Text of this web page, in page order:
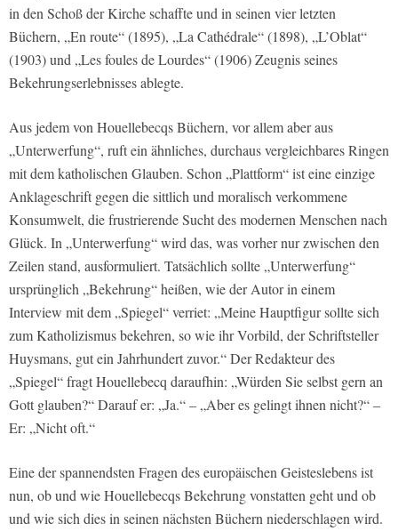
in den Schoß der Kirche schaffte und in seinen vier letzten
Büchern, „En route“ (1895), „La Cathédrale“ (1898), „L’Oblat“
(1903) und „Les foules de Lourdes“ (1906) Zeugnis seines
Bekehrungserlebnisses ablegte.
Aus jedem von Houellebecqs Büchern, vor allem aber aus
„Unterwerfung“, ruft ein ähnliches, durchaus vergleichbares Ringen
mit dem katholischen Glauben. Schon „Plattform“ ist eine einzige
Anklageschrift gegen die sittlich und moralisch verkommene
Konsumwelt, die frustrierende Sucht des modernen Menschen nach
Glück. In „Unterwerfung“ wird das, was vorher nur zwischen den
Zeilen stand, ausformuliert. Tatsächlich sollte „Unterwerfung“
ursprünglich „Bekehrung“ heißen, wie der Autor in einem
Interview mit dem „Spiegel“ verriet: „Meine Hauptfigur sollte sich
zum Katholizismus bekehren, so wie ihr Vorbild, der Schriftsteller
Huysmans, gut ein Jahrhundert zuvor.“ Der Redakteur des
„Spiegel“ fragt Houellebecq daraufhin: „Würden Sie selbst gern an
Gott glauben?“ Darauf er: „Ja.“ – „Aber es gelingt ihnen nicht?“ –
Er: „Nicht oft.“
Eine der spannendsten Fragen des europäischen Geisteslebens ist
nun, ob und wie Houellebecqs Bekehrung vonstatten geht und ob
und wie sich dies in seinen nächsten Büchern niederschlagen wird.